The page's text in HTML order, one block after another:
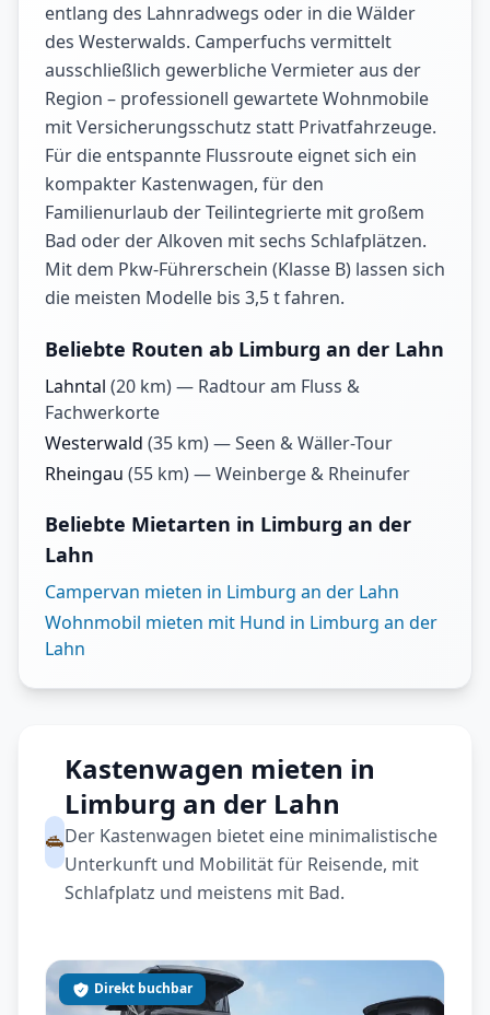
entlang des Lahnradwegs oder in die Wälder
des Westerwalds. Camperfuchs vermittelt
ausschließlich gewerbliche Vermieter aus der
Region – professionell gewartete Wohnmobile
mit Versicherungsschutz statt Privatfahrzeuge.
Für die entspannte Flussroute eignet sich ein
kompakter Kastenwagen, für den
Familienurlaub der Teilintegrierte mit großem
Bad oder der Alkoven mit sechs Schlafplätzen.
Mit dem Pkw-Führerschein (Klasse B) lassen sich
die meisten Modelle bis 3,5 t fahren.
Beliebte Routen ab Limburg an der Lahn
Lahntal (20 km) — Radtour am Fluss &
Fachwerkorte
Westerwald (35 km) —Seen & Wäller-Tour
Rheingau (55 km) —Weinberge & Rheinufer
Beliebte Mietarten in Limburg an der
Lahn
Campervan mieten in Limburg an der Lahn
Wohnmobil mieten mit Hund in Limburg an der
Lahn
Kastenwagen mieten in
Limburg an der Lahn
Der Kastenwagen bietet eine minimalistische
Unterkunft und Mobilität für Reisende, mit
Schlafplatz und meistens mit Bad.
Direkt buchbar